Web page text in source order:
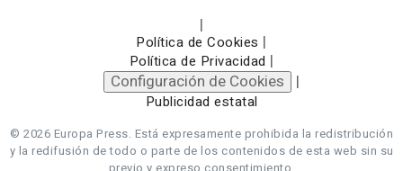
|
Política de Cookies |
Política de Privacidad |
Configuración de Cookies |
Publicidad estatal
© 2026 Europa Press. Está expresamente prohibida la redistribución
y la redifusión de todo o parte de los contenidos de esta web sin su
previo y expreso consentimiento.